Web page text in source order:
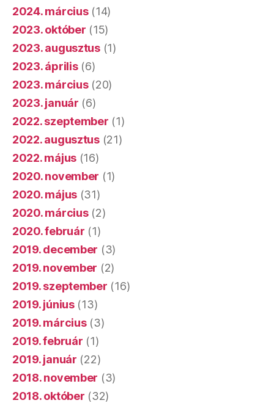
2024. március(14)
2023. október (15)
2023. augusztus(1)
2023. április(6)
2023. március(20)
2023. január (6)
2022. szeptember (1)
2022. augusztus(21)
2022. május (16)
2020. november (1)
2020. május (31)
2020. március(2)
2020. február (1)
2019. december (3)
2019. november (2)
2019. szeptember (16)
2019. június(13)
2019. március(3)
2019. február (1)
2019. január (22)
2018. november (3)
2018. október (32)